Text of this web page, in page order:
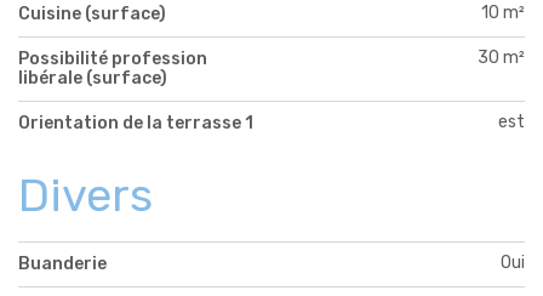
Cuisine (surface) 10 m²
Possibilité profession
libérale (surface)
30 m²
Orientation de la terrasse 1 est
Divers
Buanderie Oui